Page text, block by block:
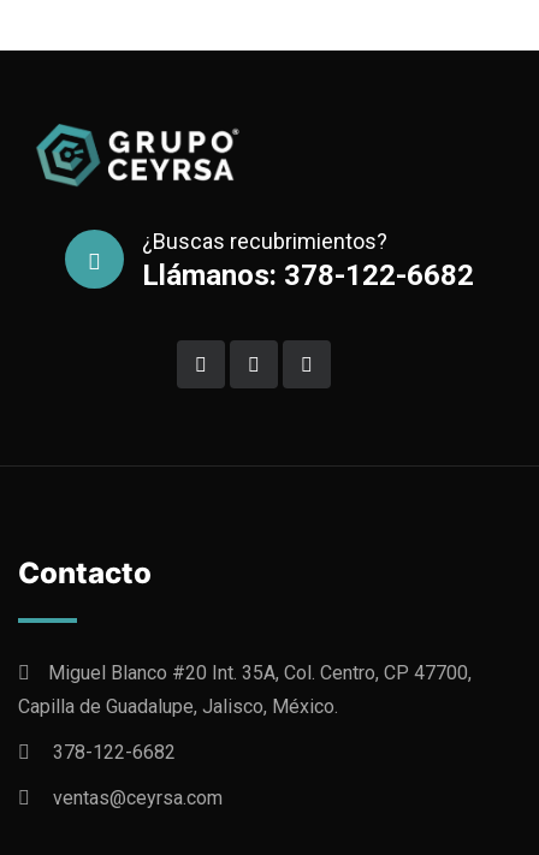
¿Buscas recubrimientos?
Llámanos: 378-122-6682
Contacto
Miguel Blanco #20 Int. 35A, Col. Centro, CP 47700,
Capilla de Guadalupe, Jalisco, México.
378-122-6682
ventas@ceyrsa.com